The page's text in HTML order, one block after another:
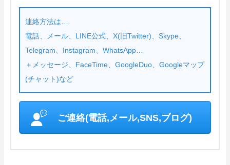
連絡方法は…
電話、メール、LINE公式、X(旧Twitter)、Skype、
Telegram、Instagram、WhatsApp…
＋メッセージ、FaceTime、GoogleDuo、Googleマップ
(チャット)など
ご連絡(電話,メール,SNS,ブログ)